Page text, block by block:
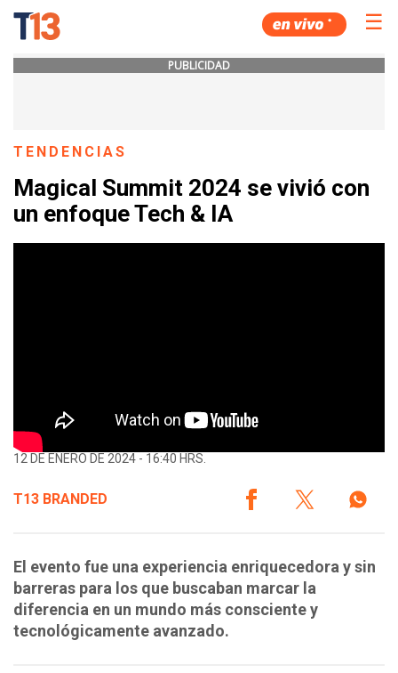
☰
PUBLICIDAD
TENDENCIAS
Magical Summit 2024 se vivió con
un enfoque Tech & IA
12 DE ENERO DE 2024 - 16:40 HRS.
T13 BRANDED
El evento fue una experiencia enriquecedora y sin
barreras para los que buscaban marcar la
diferencia en un mundo más consciente y
tecnológicamente avanzado.